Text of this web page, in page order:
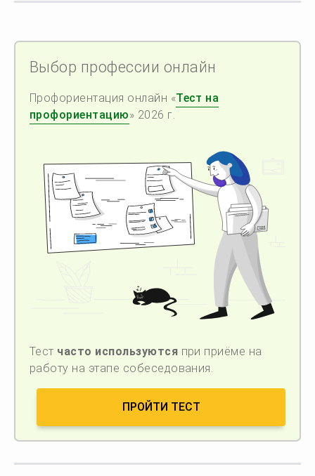
Выбор профессии онлайн
Профориентация онлайн «Тест на
профориентацию» 2026 г.
Тест часто используются при приёме на
работу на этапе собеседования.
ПРОЙТИ ТЕСТ